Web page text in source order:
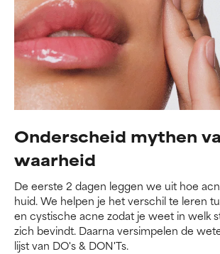
Onderscheid mythen
waarheid
De eerste 2 dagen leggen we uit hoe
huid. We helpen je het verschil te leren
en cystische acne zodat je weet in welk
zich bevindt. Daarna versimpelen de
lijst van DO's & DON'Ts.